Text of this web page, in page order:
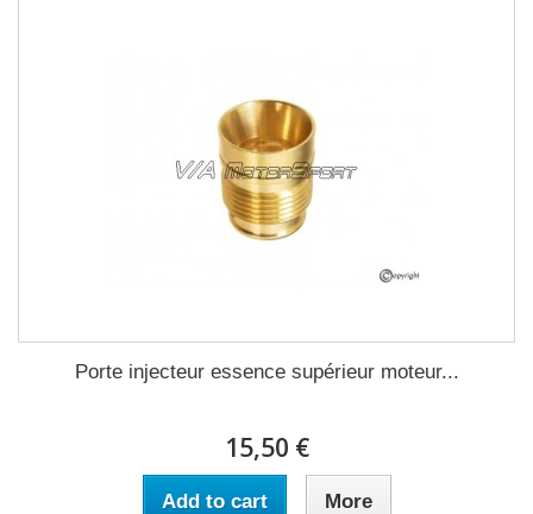
Porte injecteur essence supérieur moteur...
15,50 €
Add to cart More